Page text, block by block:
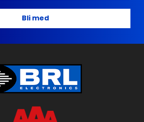
Bli med